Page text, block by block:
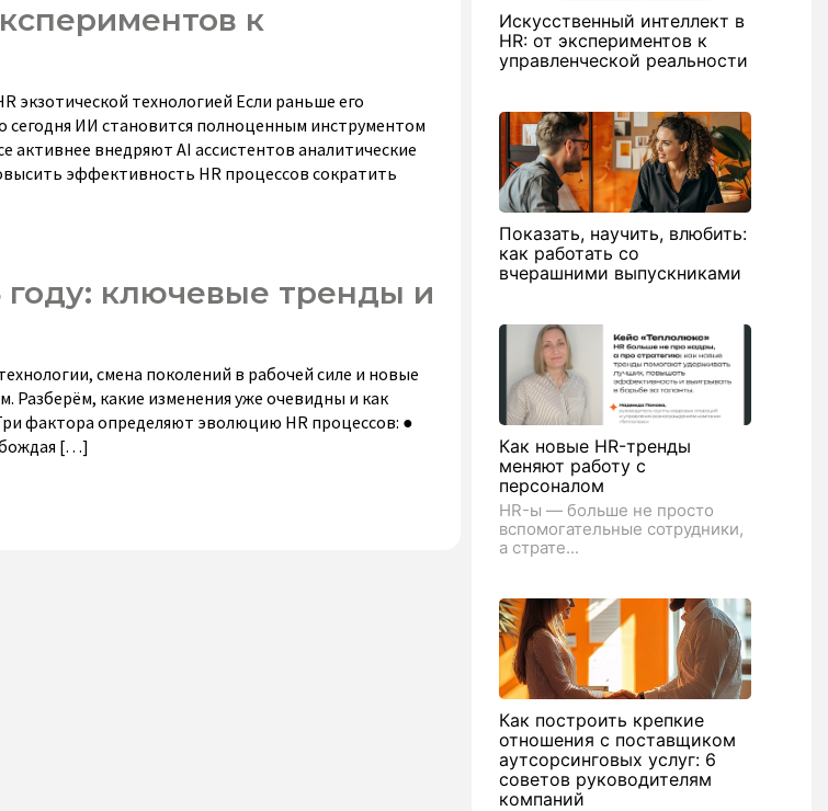
к
экзотической технологией Если раньше его
ИИ становится полноценным инструментом
внедряют AI ассистентов аналитические
эффективность HR процессов сократить
году: ключевые тренды и
смена поколений в рабочей силе и новые
какие изменения уже очевидны и как
фактора определяют эволюцию HR процессов: ●
[…]
Искусственный интеллект в
HR: от экспериментов к
управленческой реальности
Показать, научить, влюбить:
как работать со
вчерашними выпускниками
Как новые HR-тренды
меняют работу с
персоналом
HR-ы — больше не просто
вспомогательные сотрудники,
а страте...
Как построить крепкие
отношения с поставщиком
аутсорсинговых услуг: 6
советов руководителям
компаний